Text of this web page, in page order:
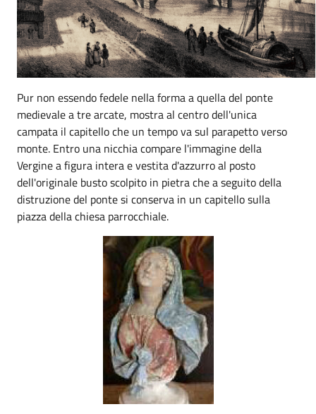
Pur non essendo fedele nella forma a quella del ponte
medievale a tre arcate, mostra al centro dell'unica
campata il capitello che un tempo va sul parapetto verso
monte. Entro una nicchia compare l'immagine della
Vergine a figura intera e vestita d'azzurro al posto
dell'originale busto scolpito in pietra che a seguito della
distruzione del ponte si conserva in un capitello sulla
piazza della chiesa parrocchiale.